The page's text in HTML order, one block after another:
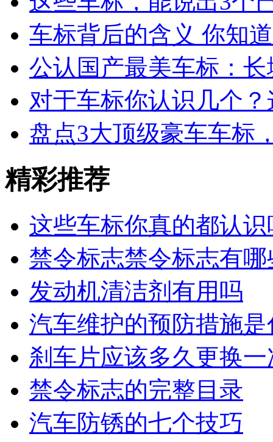
车标背后的含义 你知
公认国产最美车标：
对于车标你认识几个
盘点3大顶级豪车车标
精彩推荐
这些车标你真的都认
禁令标志禁令标志有
发动机清洁剂有用吗
汽车维护的预防措施
刹车片应该多久更换一
禁令标志的完整目录
汽车防锈的七个技巧